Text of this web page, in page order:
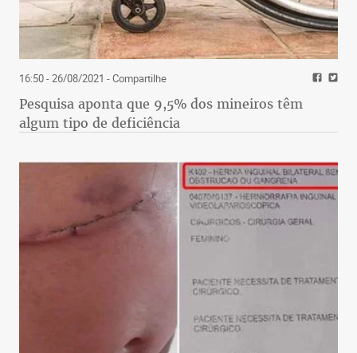
16:50 - 26/08/2021 - Compartilhe
Pesquisa aponta que 9,5% dos mineiros têm
algum tipo de deficiência